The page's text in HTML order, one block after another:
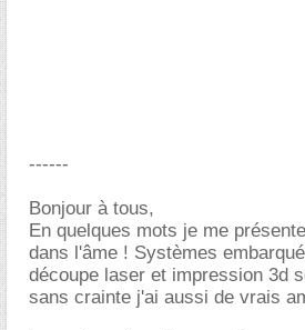
------
Bonjour à tous,
En quelques mots je me
dans l'âme ! Systèmes
découpe laser et impression 3d
sans crainte j'ai aussi de vrais